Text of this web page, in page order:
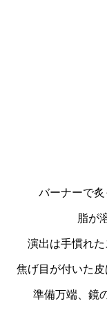
バーナーで
脂が
演出は手慣れ
焦げ目が付いた
準備万端、鏡